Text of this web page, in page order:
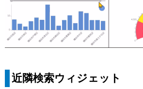
近隣検索ウィジェット